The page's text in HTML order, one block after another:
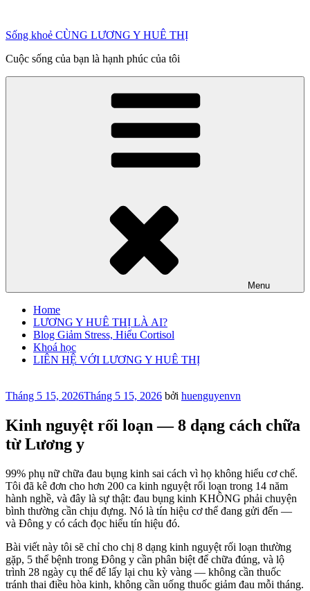
phần
dung
Sống khoẻ CÙNG LƯƠNG Y HUÊ THỊ
Cuộc sống của bạn là hạnh phúc của tôi
Menu
Home
LƯƠNG Y HUÊ THỊ LÀ AI?
Blog Giảm Stress, Hiểu Cortisol
Khoá học
LIÊN HỆ VỚI LƯƠNG Y HUÊ THỊ
Đăng
Tháng 5 15, 2026Tháng 5 15, 2026 bởi huenguyenvn
Kinh nguyệt rối loạn — 8 dạng cách chữa
từ Lương y
99% phụ nữ chữa đau bụng kinh sai cách vì họ không hiểu cơ chế.
Tôi đã kê đơn cho hơn 200 ca kinh nguyệt rối loạn trong 14 năm
hành nghề, và đây là sự thật: đau bụng kinh KHÔNG phải chuyện
bình thường cần chịu đựng. Nó là tín hiệu cơ thể đang gửi đến —
và Đông y có cách đọc hiểu tín hiệu đó.
Bài viết này tôi sẽ chỉ cho chị 8 dạng kinh nguyệt rối loạn thường
gặp, 5 thể bệnh trong Đông y cần phân biệt để chữa đúng, và lộ
trình 28 ngày cụ thể để lấy lại chu kỳ vàng — không cần thuốc
tránh thai điều hòa kinh, không cần uống thuốc giảm đau mỗi tháng.